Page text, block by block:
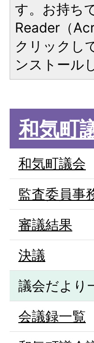
す。お持ち
Reader（
クリックし
ンストール
和気町
和気町議会
監査委員事
審議結果
決議
議会だより
会議録一覧